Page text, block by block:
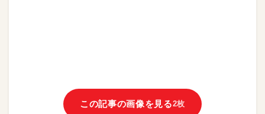
この記事の画像を見る2枚